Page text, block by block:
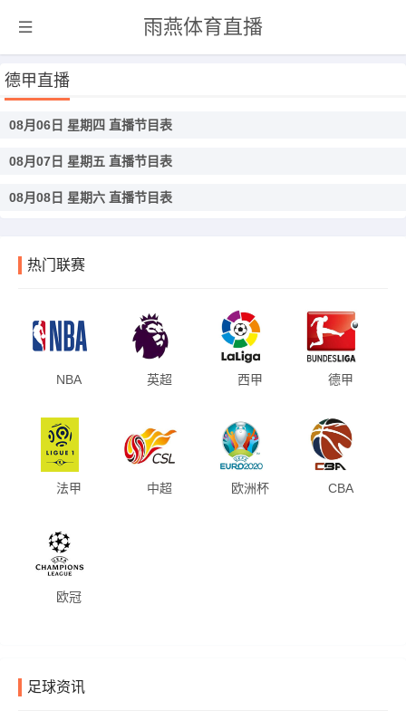
雨燕体育直播
德甲直播
08月06日 星期四 直播节目表
08月07日 星期五 直播节目表
08月08日 星期六 直播节目表
热门联赛
NBA 英超 西甲 德甲
法甲 中超 欧洲杯 CBA
欧冠
足球资讯